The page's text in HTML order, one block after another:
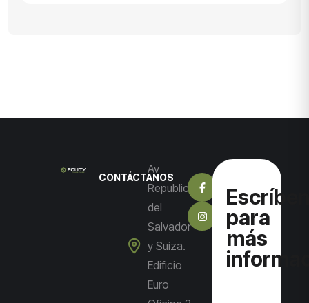
CONTÁCTANOS
Av
Republica
del
Salvador
y Suiza.
Edificio
Euro
para
más